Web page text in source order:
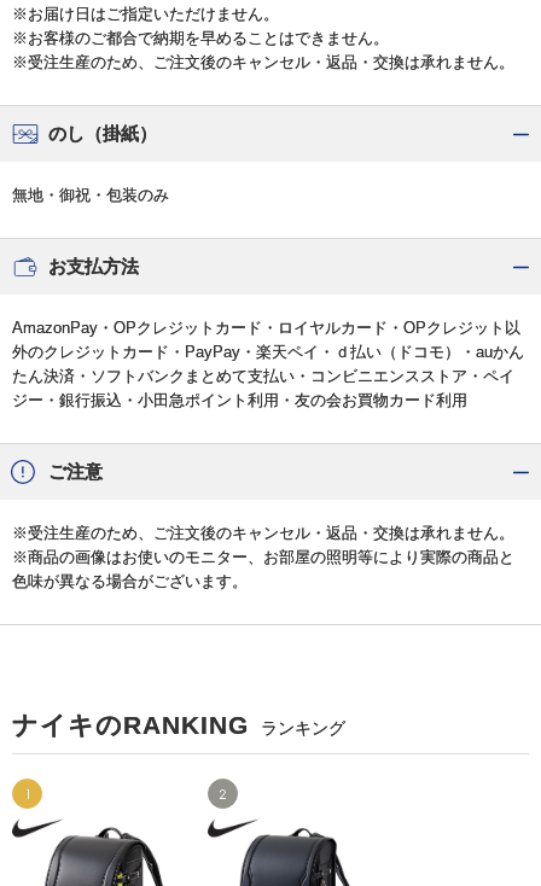
※お届け日はご指定いただけません。
※お客様のご都合で納期を早めることはできません。
※受注生産のため、ご注文後のキャンセル・返品・交換は承れません。
のし（掛紙）
無地・御祝・包装のみ
お支払方法
AmazonPay・OPクレジットカード・ロイヤルカード・OPクレジット以
外のクレジットカード・PayPay・楽天ペイ・ｄ払い（ドコモ）・auかん
たん決済・ソフトバンクまとめて支払い・コンビニエンスストア・ペイ
ジー・銀行振込・小田急ポイント利用・友の会お買物カード利用
ご注意
※受注生産のため、ご注文後のキャンセル・返品・交換は承れません。
※商品の画像はお使いのモニター、お部屋の照明等により実際の商品と
色味が異なる場合がございます。
ナイキのRANKING ランキング
1 2